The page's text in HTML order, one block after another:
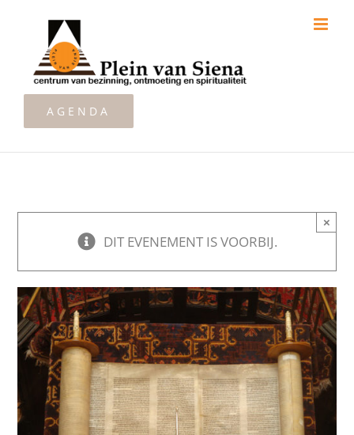
AGENDA
DIT EVENEMENT IS VOORBIJ.
×